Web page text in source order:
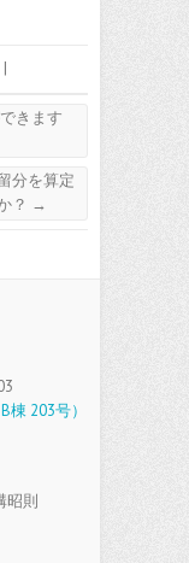
|
きます
分を算定
？ →
203号）
則